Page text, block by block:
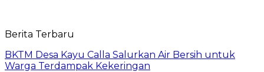
Berita Terbaru
BKTM Desa Kayu Calla Salurkan Air Bersih untuk
Warga Terdampak Kekeringan